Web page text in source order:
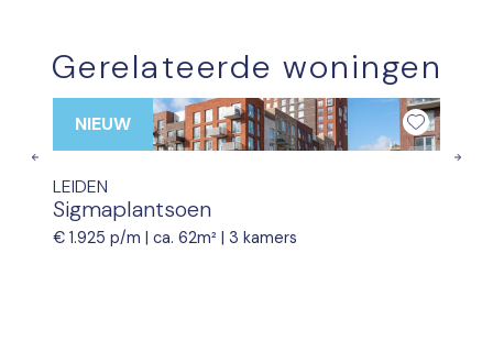
Gerelateerde woningen
NIEUW
LEIDEN
Sigmaplantsoen
€ 1.925 p/m | ca. 62m² | 3 kamers
Previous Next